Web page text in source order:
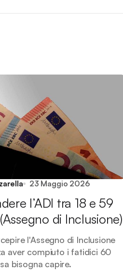
23 Maggio 2026
l’ADI tra 18 e 59
di Inclusione)
l'Assegno di Inclusione
aver compiuto i fatidici 60
bisogna capire.